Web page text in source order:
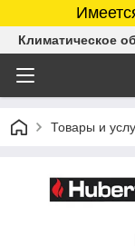
Климатическое
Товары и